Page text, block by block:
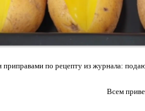
приправами по рецепту из журнала:
Всем